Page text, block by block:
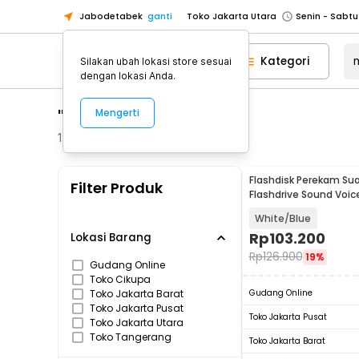
Jabodetabek ganti Toko Jakarta Utara
Toko Tangerang
Toko Cikupa
Pick n Go Jakarta Barat
Senin -
Toko Jakarta Barat
Senin -
Toko Tangerang
Kategori
"multi flashdisk"
119
Filter Produk
Lokasi Barang
Gudang Online
Toko Cikupa
Toko Jakarta Barat
Toko Jakarta Pusat
Toko Jakarta Utara
Toko Tangerang
Flashdisk Perekam
Flashdrive Sound
White/Blue
Rp103.200
Rp126.900 19%
Gudang Online
Toko Jakarta Pusat
Toko Jakarta Barat
Silakan ubah lokasi store sesuai
dengan lokasi Anda.
Mengerti